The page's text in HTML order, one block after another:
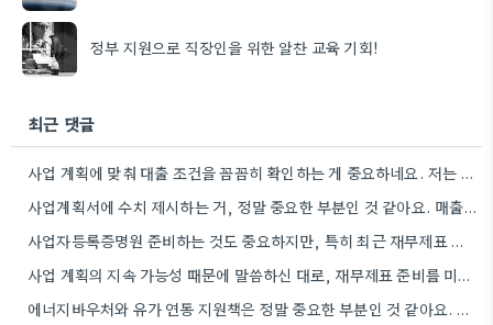
정부 지원으로 직장인을 위한 알찬 교육 기회!
최근 댓글
사업 계획에 맞춰 대출 조건을 꼼꼼히 확인하는 게 중요하네요. 저는 사업 확장 시 금리 변화를…
사업계획서에 수치 제시하는 거, 정말 중요한 부분인 것 같아요. 매출 성장률이나 고용 목표를 구체적으로 적으면…
사업자등록증명원 준비하는 것도 중요하지만, 특히 최근 재무제표 유효기간 꼭 확인해야 해요. 제가 최근 사업 계획서…
사업 계획의 지속 가능성 때문에 말씀하신 대로, 재무제표 준비를 미리 해두는 게 정말 중요하네요. 특히…
에너지바우처와 유가 연동 지원책은 정말 중요한 부분인 것 같아요. 특히 농어민분들이 에너지 가격 변동에 덜…